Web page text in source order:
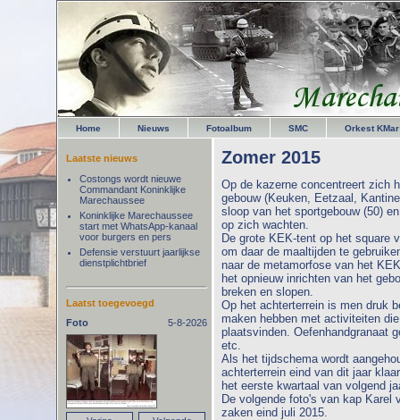
Home Nieuws Fotoalbum SMC Orkest KMar
Zomer 2015
Op de kazerne concentreert zich
gebouw (Keuken, Eetzaal,
sloop van het sportgebouw (50)
op zich wachten.
De grote KEK-tent op het square
om daar de maaltijden te
naar de metamorfose van het
het opnieuw inrichten van het
breken en slopen.
Op het achterterrein is men druk
maken hebben met activiteiten
plaatsvinden. Oefenhandgranaat
etc.
Als het tijdschema wordt
achterterrein eind van dit jaar
het eerste kwartaal van volgend
De volgende foto's van kap Karel
zaken eind juli 2015.
Laatste nieuws
Costongs wordt nieuwe
Commandant Koninklijke
Marechaussee
Koninklijke Marechaussee
start met WhatsApp-kanaal
voor burgers en pers
Defensie verstuurt jaarlijkse
dienstplichtbrief
Laatst toegevoegd
Foto
5-8-2026